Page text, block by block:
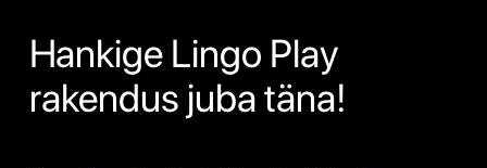
Hankige Lingo Play
rakendus juba täna!